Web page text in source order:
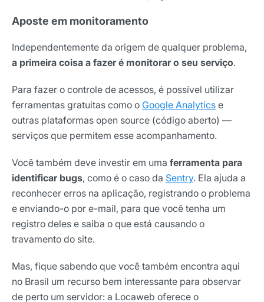
Aposte em monitoramento
Independentemente da origem de qualquer problema,
a primeira coisa a fazer é monitorar o seu serviço.
Para fazer o controle de acessos, é possível utilizar
ferramentas gratuitas como o Google Analytics e
outras plataformas open source (código aberto) —
serviços que permitem esse acompanhamento.
Você também deve investir em uma ferramenta para
identificar bugs, como é o caso da Sentry. Ela ajuda a
reconhecer erros na aplicação, registrando o problema
e enviando-o por e-mail, para que você tenha um
registro deles e saiba o que está causando o
travamento do site.
Mas, fique sabendo que você também encontra aqui
no Brasil um recurso bem interessante para observar
de perto um servidor: a Locaweb oferece o
Selecione sua área de atuação
nossas comunicações e está de acordo com as nossas
Assinar newsletter